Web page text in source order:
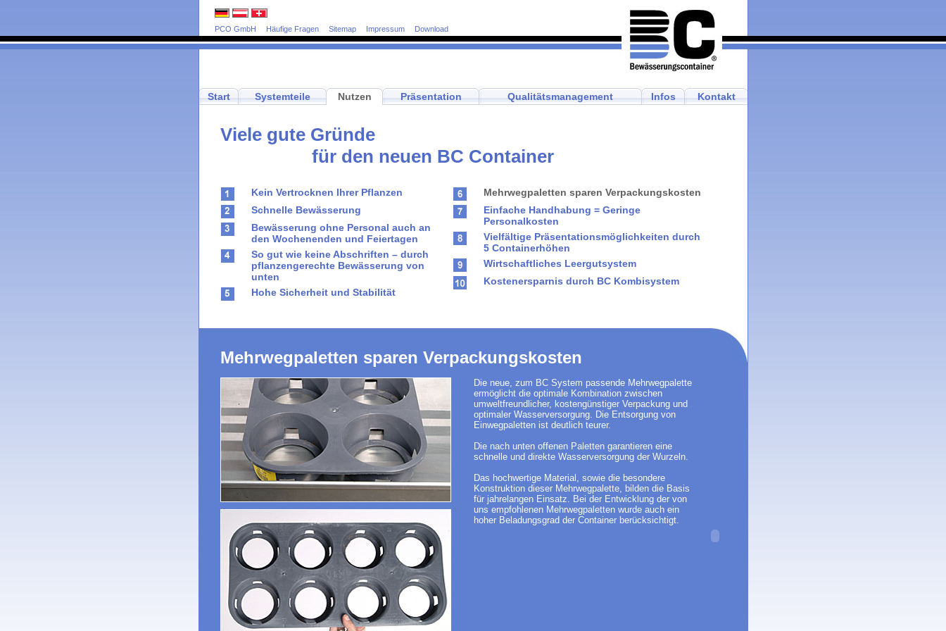
PCO GmbH Häufige Fragen Sitemap Impressum Download
Start Systemteile Nutzen Präsentation Qualitätsmanagement Infos Kontakt
Viele gute Gründe
für den neuen BC Container
Kein Vertrocknen Ihrer Pflanzen
Schnelle Bewässerung
Bewässerung ohne Personal auch an
den Wochenenden und Feiertagen
So gut wie keine Abschriften – durch
pflanzengerechte Bewässerung von
unten
Hohe Sicherheit und Stabilität
Mehrwegpaletten sparen Verpackungskosten
Einfache Handhabung = Geringe
Personalkosten
Vielfältige Präsentationsmöglichkeiten durch
5 Containerhöhen
Wirtschaftliches Leergutsystem
Kostenersparnis durch BC Kombisystem
Mehrwegpaletten sparen Verpackungskosten
Die neue, zum BC System passende Mehrwegpalette
ermöglicht die optimale Kombination zwischen
umweltfreundlicher, kostengünstiger Verpackung und
optimaler Wasserversorgung. Die Entsorgung von
Einwegpaletten ist deutlich teurer.
Die nach unten offenen Paletten garantieren eine
schnelle und direkte Wasserversorgung der Wurzeln.
Das hochwertige Material, sowie die besondere
Konstruktion dieser Mehrwegpalette, bilden die Basis
für jahrelangen Einsatz. Bei der Entwicklung der von
uns empfohlenen Mehrwegpaletten wurde auch ein
hoher Beladungsgrad der Container berücksichtigt.